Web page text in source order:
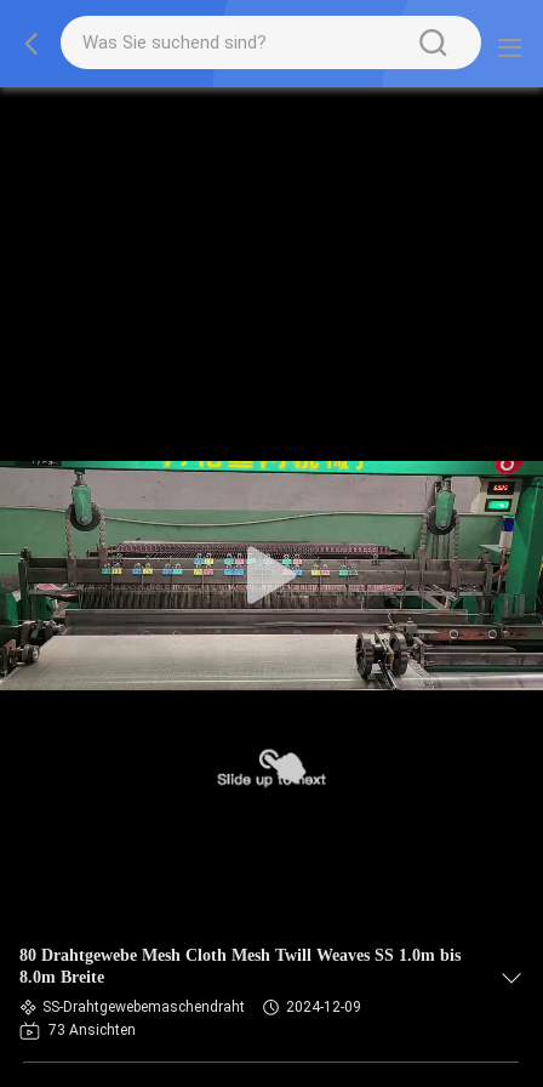
80 Drahtgewebe Mesh Cloth Mesh Twill Weaves SS 1.0m bis
8.0m Breite
SS-Drahtgewebemaschendraht
2024-12-09
73 Ansichten